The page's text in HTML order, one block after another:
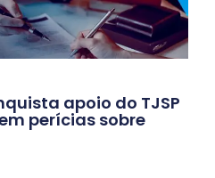
apoio do TJSP
perícias sobre